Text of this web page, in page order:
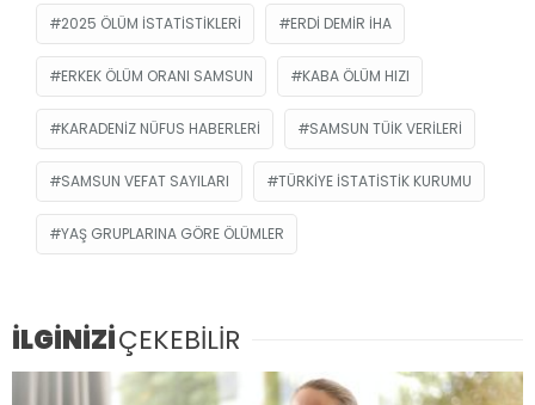
2025 ÖLÜM ISTATISTIKLERI ERDI DEMIR İHA
ERKEK ÖLÜM ORANI SAMSUN KABA ÖLÜM HIZI
KARADENIZ NÜFUS HABERLERI SAMSUN TÜİK VERILERI
SAMSUN VEFAT SAYILARI TÜRKIYE İSTATISTIK KURUMU
YAŞ GRUPLARINA GÖRE ÖLÜMLER
İLGİNİZİÇEKEBİLİR